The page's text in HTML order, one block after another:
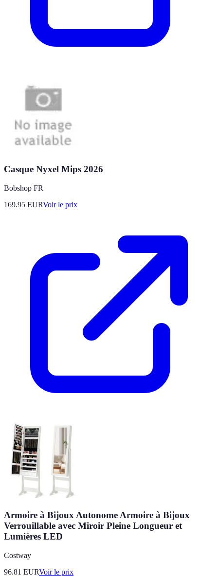
Casque Nyxel Mips 2026
Bobshop FR
169.95 EURVoir le prix
Armoire à Bijoux Autonome Armoire à Bijoux
Verrouillable avec Miroir Pleine Longueur et
Lumières LED
Costway
96.81 EURVoir le prix